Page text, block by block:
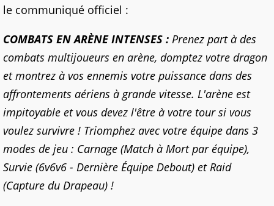
le communiqué officiel :
COMBATS EN ARÈNE INTENSES : Prenez part à des
combats multijoueurs en arène, domptez votre dragon
et montrez à vos ennemis votre puissance dans des
affrontements aériens à grande vitesse. L'arène est
impitoyable et vous devez l'être à votre tour si vous
voulez survivre ! Triomphez avec votre équipe dans 3
modes de jeu : Carnage (Match à Mort par équipe),
Survie (6v6v6 - Dernière Équipe Debout) et Raid
(Capture du Drapeau) !